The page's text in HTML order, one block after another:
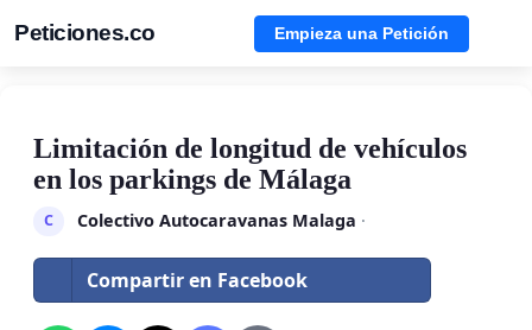
Peticiones.co Empieza una Petición
Limitación de longitud de vehículos
en los parkings de Málaga
C Colectivo Autocaravanas Malaga ·
Compartir en Facebook